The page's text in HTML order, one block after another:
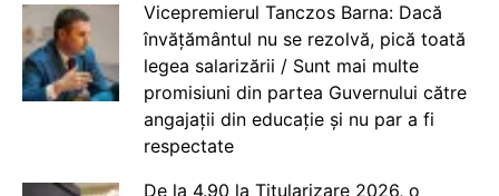
Vicepremierul Tanczos Barna: Dacă
învățământul nu se rezolvă, pică toată
legea salarizării / Sunt mai multe
promisiuni din partea Guvernului către
angajații din educație și nu par a fi
respectate
De la 4.90 la Titularizare 2026, o